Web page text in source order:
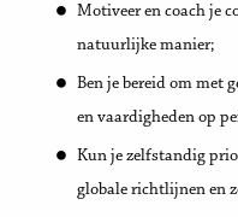
Motiveer en coach je
natuurlijke manier;
Ben je bereid om met
en vaardigheden op
Kun je zelfstandig
globale richtlijnen en